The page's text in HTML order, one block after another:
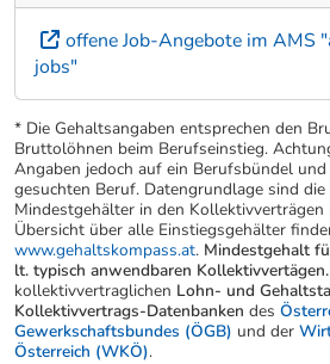
offene Job-Angebote im AMS
jobs"
* Die Gehaltsangaben entsprechen den
Bruttolöhnen beim Berufseinstieg.
Angaben jedoch auf ein Berufsbündel
gesuchten Beruf. Datengrundlage sind die
Mindestgehälter in den Kollektivverträgen
Übersicht über alle Einstiegsgehälter
www.gehaltskompass.at. Mindestgehalt
lt. typisch anwendbaren Kollektivvertägen.
kollektivvertraglichen Lohn- und
Kollektivvertrags-Datenbanken des
Gewerkschaftsbundes (ÖGB) und der
Österreich (WKÖ).